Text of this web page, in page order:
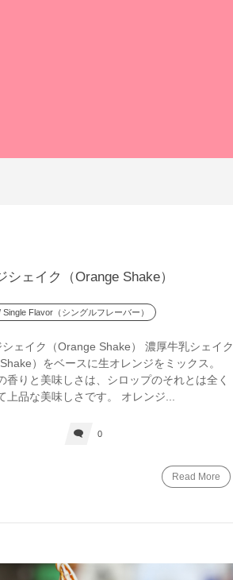
シェイク（Orange Shake）
Flavor（シングルフレーバー）
ェイク（Orange Shake） 濃厚牛乳シェイク
Shake）をベースに生オレンジをミックス。
香りと美味しさは、シロップのそれとは全く
上品な美味しさです。 オレンジ...
0
Read More